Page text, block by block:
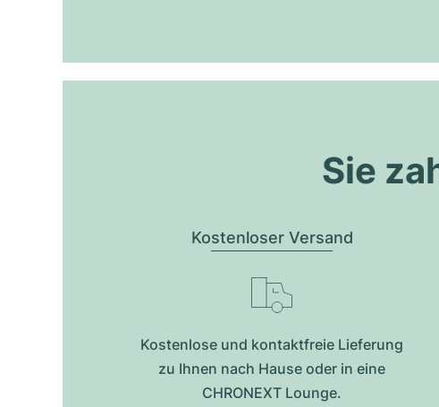
Sie
Kostenloser Versand
Kostenlose und kontaktfreie Lieferung
zu Ihnen nach Hause oder in eine
CHRONEXT Lounge.